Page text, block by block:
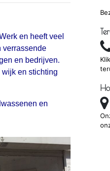
en heeft veel
verrassende
en bedrijven.
en stichting
en